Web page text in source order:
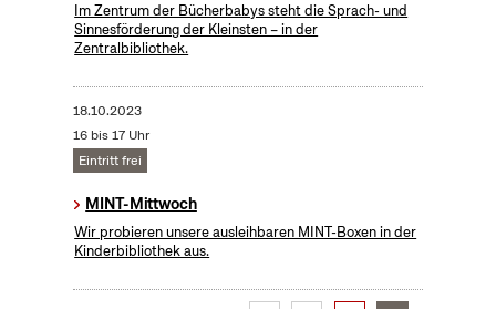
Im Zentrum der Bücherbabys steht die Sprach- und
Sinnesförderung der Kleinsten – in der
Zentralbibliothek.
18.10.2023
16 bis 17 Uhr
Eintritt frei
MINT-Mittwoch
Wir probieren unsere ausleihbaren MINT-Boxen in der
Kinderbibliothek aus.